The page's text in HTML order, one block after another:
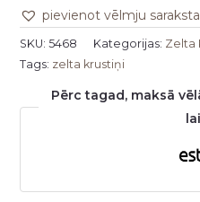
pievienot vēlmju
SKU: 5468 Kategorijas: Zelta
Tags: zelta krustiņi
Pērc tagad, maksā